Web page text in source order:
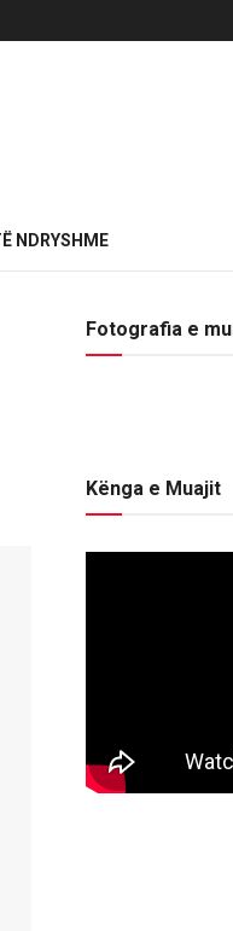
NDRYSHME
Fotografia e
Kënga e Muajit